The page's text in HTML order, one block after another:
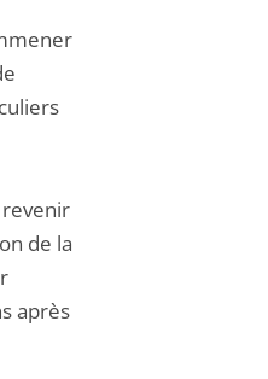
revenir
de la
après